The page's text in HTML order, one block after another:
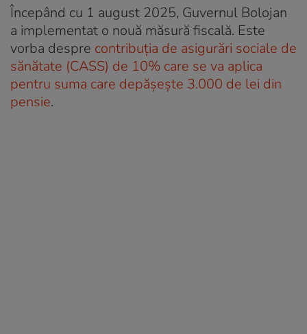
Începând cu 1 august 2025, Guvernul Bolojan
a implementat o nouă măsură fiscală. Este
vorba despre contribuția de asigurări sociale de
sănătate (CASS) de 10% care se va aplica
pentru suma care depășește 3.000 de lei din
pensie.